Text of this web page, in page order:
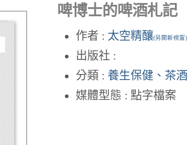
啤博士的啤酒札記
作者 : 太空精釀(另開新視窗)
出版社 :
分類 : 養生保健、茶
媒體型態 : 點字檔案